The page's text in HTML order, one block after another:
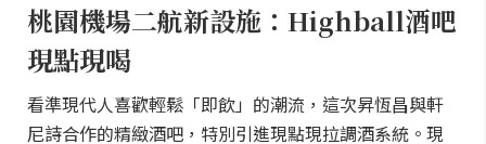
桃園機場二航新設施：Highball酒吧
現點現喝
看準現代人喜歡輕鬆「即飲」的潮流，這次昇恆昌與軒
尼詩合作的精緻酒吧，特別引進現點現拉調酒系統。現